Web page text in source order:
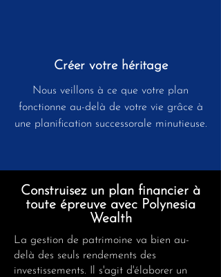
Créer votre héritage
Nous veillons à ce que votre plan
fonctionne au-delà de votre vie grâce à
une planification successorale minutieuse.
Construisez un plan financier à
toute épreuve avec Polynesia
Wealth
La gestion de patrimoine va bien au-
delà des seuls rendements des
investissements. Il s'agit d'élaborer un